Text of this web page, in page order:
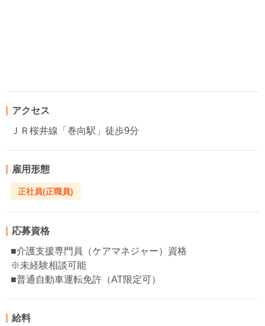
アクセス
ＪＲ桜井線「巻向駅」徒歩9分
雇用形態
正社員(正職員)
応募資格
■介護支援専門員（ケアマネジャー）資格
※未経験相談可能
■普通自動車運転免許（AT限定可）
給料